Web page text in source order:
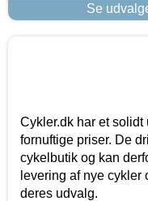
Se
Cykler.dk har et solidt
fornuftige priser. De
cykelbutik og kan
levering af nye cykler
deres udvalg.